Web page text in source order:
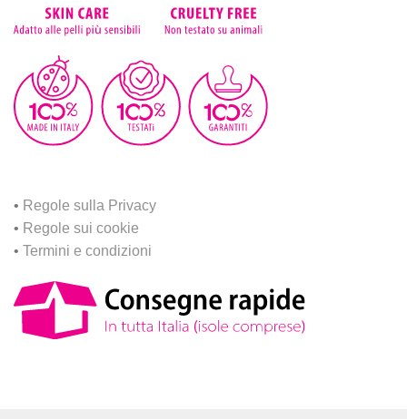
• Regole sulla Privacy
• Regole sui cookie
• Termini e condizioni